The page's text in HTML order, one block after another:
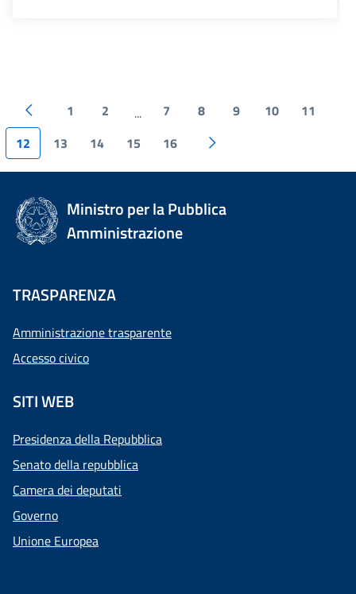
1 2 ... 7 8 9 10
11
12
13 14 15 16
Ministro per la Pubblica
Amministrazione
TRASPARENZA
Amministrazione trasparente
Accesso civico
SITI WEB
Presidenza della Repubblica
Senato della repubblica
Camera dei deputati
Governo
Unione Europea